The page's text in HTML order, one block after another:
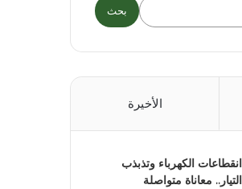
بحث
الأخيرة
انقطاعات الكهرباء وتذبذب
التيار.. معاناة متواصلة